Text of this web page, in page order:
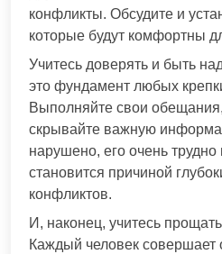
конфликты. Обсудите и
которые будут комфортны
Учитесь доверять и быть
это фундамент любых
Выполняйте свои
скрывайте важную
нарушено, его очень трудно
становится причиной
конфликтов.
И, наконец, учитесь
Каждый человек